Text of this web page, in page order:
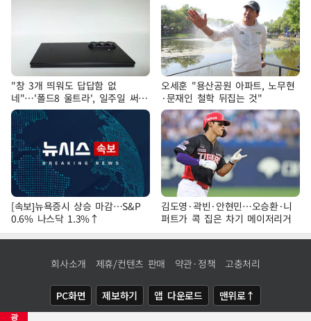
광
"창 3개 띄워도 답답함 없
네"…'폴드8 울트라', 일주일 써보
니
오세훈 "용산공원 아파트, 노무현
·문재인 철학 뒤집는 것"
[속보]뉴욕증시 상승 마감…S&P
0.6% 나스닥 1.3%↑
김도영·곽빈·안현민…오승환·니
퍼트가 콕 집은 차기 메이저리거
회사소개 제휴/컨텐츠 판매 약관·정책 고충처리
PC화면 제보하기 앱 다운로드 맨위로↑